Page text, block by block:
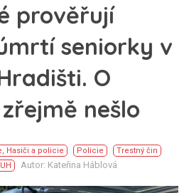
prověřují
seniorky v
O
nešlo
, Hasiči a policie Policie
Trestný čin
UH Autor: Kateřina Háblová